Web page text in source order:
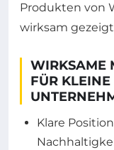
Produkten von
wirksam
WIRKSAME
FÜR
Klare